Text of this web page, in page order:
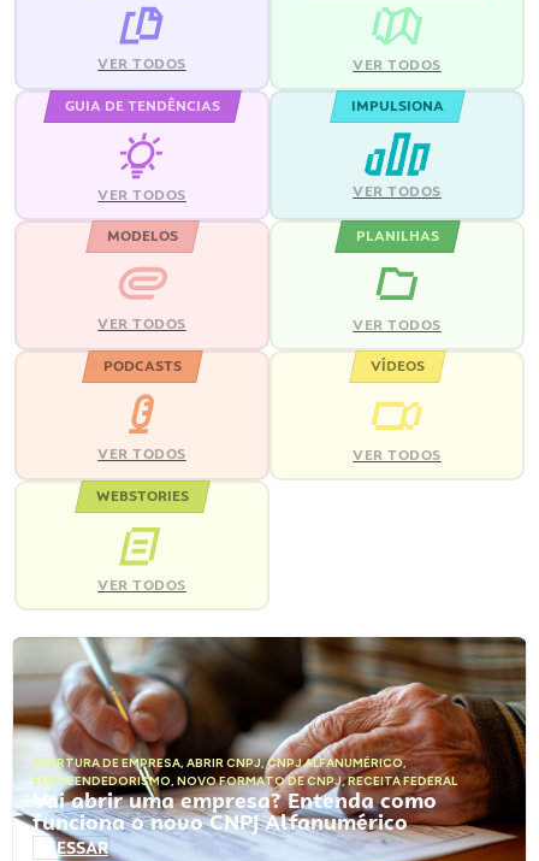
VER TODOS VER TODOS
GUIA DE TENDÊNCIAS
VER TODOS
IMPULSIONA
VER TODOS
MODELOS
VER TODOS
PLANILHAS
VER TODOS
PODCASTS
VER TODOS
VÍDEOS
VER TODOS
WEBSTORIES
VER TODOS
ABERTURA DE EMPRESA, ABRIR CNPJ,CNPJ ALFANUMÉRICO,
EMPREENDEDORISMO, NOVO FORMATO DE CNPJ,RECEITA FEDERAL
Vai abrir uma empresa? Entenda como
funciona o novo CNPJ Alfanumérico
ACESSAR